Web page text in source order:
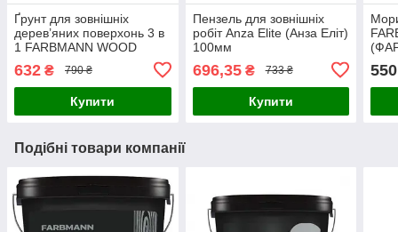
Ґрунт для зовнішніх
дерев’яних поверхонь 3 в
1 FARBMANN WOOD
PRIMER (ФАРБМЕН ВУД
ПРАЙМЕР) 2.7л
632 ₴ 790 ₴
Купити
Пензель для зовнішніх
робіт Anza Elite (Анза Еліт)
100мм
696,35₴ 733 ₴
Купити
550
Подібні товари компанії